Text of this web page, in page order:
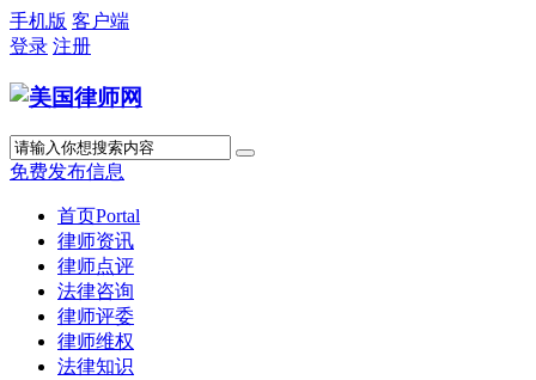
手机版 客户端
登录 注册
免费发布信息
首页Portal
律师资讯
律师点评
法律咨询
律师评委
律师维权
法律知识